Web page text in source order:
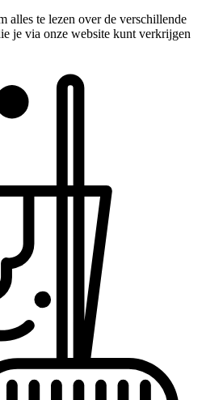
alles te lezen over de verschillende
je via onze website kunt verkrijgen